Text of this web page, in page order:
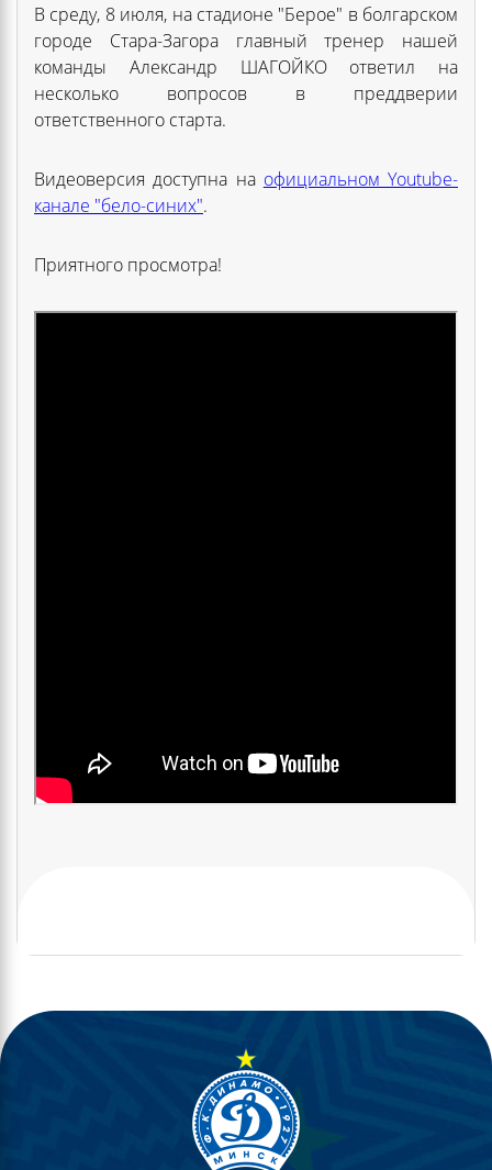
В среду, 8 июля, на стадионе "Берое" в болгарском
городе Стара-Загора главный тренер нашей
команды Александр ШАГОЙКО ответил на
несколько вопросов в преддверии
ответственного старта.
Видеоверсия доступна на официальном Youtube-
канале "бело-синих".
Приятного просмотра!